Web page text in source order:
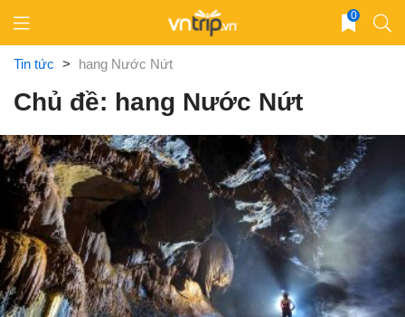
content
0
Tin tức > hang Nước Nứt
Chủ đề: hang Nước Nứt